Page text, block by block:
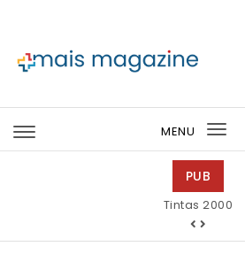
MENU
PUB
Tintas 2000